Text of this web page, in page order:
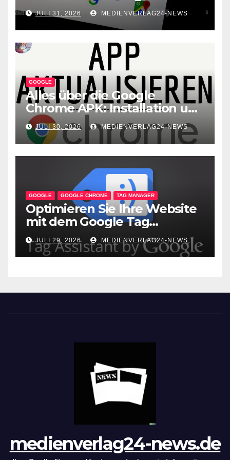
Chrome und YouTube – Das
perfekte Duo für
Internetnutzer
JULI 31, 2026 MEDIENVERLAG24-NEWS
GOOGLE
Alles über die Google
Chrome APK: Installation und
Vorteile
JULI 30, 2026 MEDIENVERLAG24-NEWS
GOOGLE GOOGLE CHROME TAG MANAGER
Optimieren Sie Ihre Website
mit dem Google Tag
Assistant: Fehlerfreie Tag-
Implementierung leicht
gemacht!
JULI 29, 2026 MEDIENVERLAG24-NEWS
medienverlag24-news.de